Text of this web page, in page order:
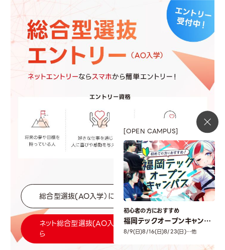
[OPEN CAMPUS]
初心者の方におすすめ
福岡テックオープンキャンパ
ス
8/9(日)8/16(日)8/23(日)…他
総合型選抜(AO入学）についてはこちら
ネット総合型選抜(AO入学）エントリーはこち
ら